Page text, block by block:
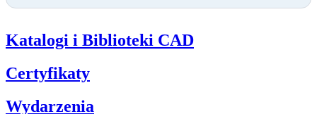
Katalogi i Biblioteki CAD
Certyfikaty
Wydarzenia